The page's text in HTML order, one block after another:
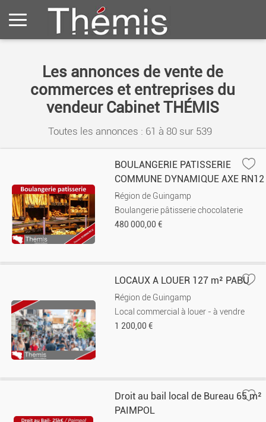
Les annonces de vente de
commerces et entreprises du
vendeur Cabinet THÉMIS
Toutes les annonces : 61 à 80sur 539
BOULANGERIE PATISSERIE
COMMUNE DYNAMIQUE AXE RN12
Région de Guingamp
Boulangerie pâtisserie chocolaterie
480 000,00 €
LOCAUX A LOUER 127 m² PABU
Région de Guingamp
Local commercial à louer - à vendre
1 200,00 €
Droit au bail local de Bureau 65 m²
PAIMPOL